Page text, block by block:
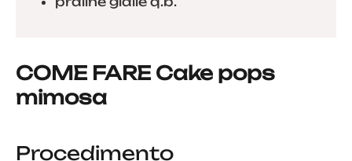
COME FARE Cake pops
mimosa
Procedimento